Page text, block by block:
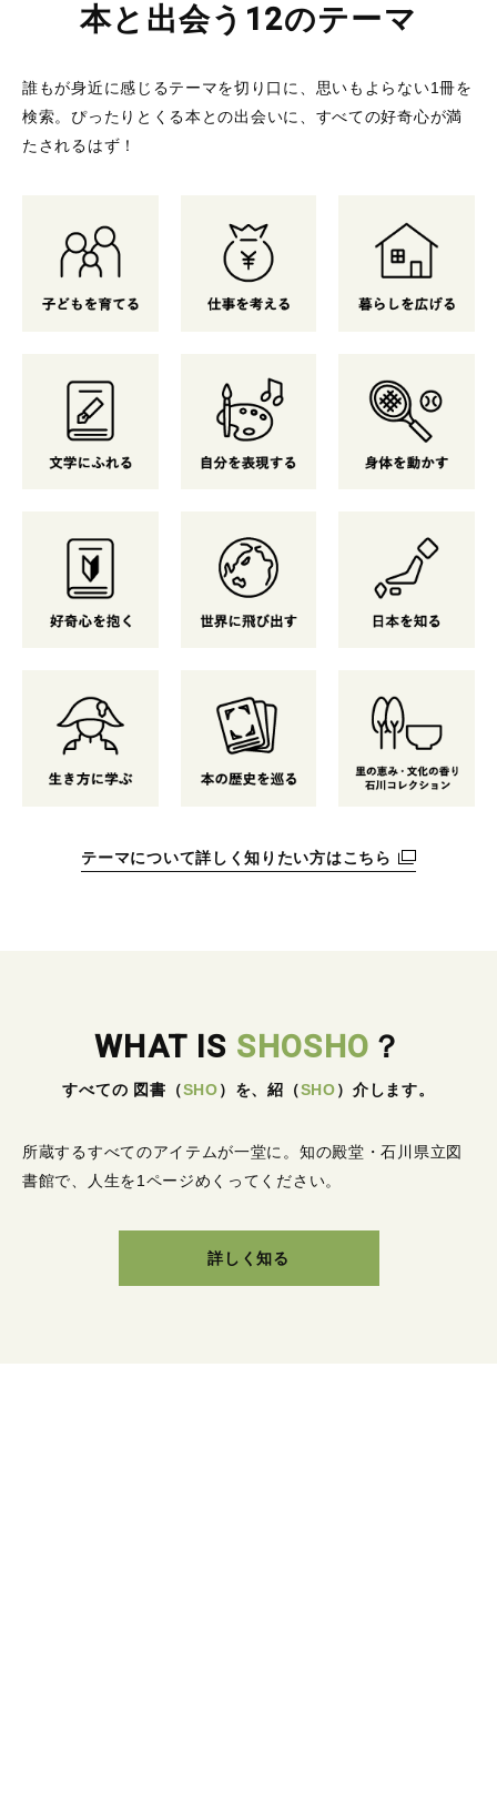
本と出会う12のテーマ
誰もが身近に感じるテーマを切り口に、思いもよらない1冊を
検索。 ぴったりとくる本との出会いに、すべての好奇心が満
たされるはず！
テーマについて詳しく知りたい方はこちら
WHAT IS SHOSHO ？
すべての 図書 （SHO） を、紹 （SHO） 介します。
所蔵するすべてのアイテムが一堂に。 知の殿堂・石川県立図
書館で、人生を1ページめくってください。
詳しく知る